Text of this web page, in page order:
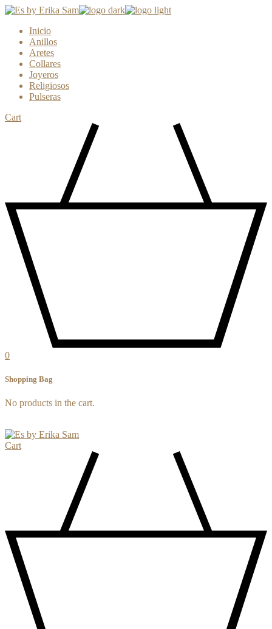
Skip
content
Inicio
Anillos
Aretes
Collares
Joyeros
Religiosos
Pulseras
Cart
0
Shopping Bag
No products in the cart.
Cart